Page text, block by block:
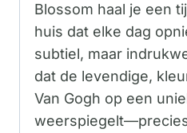
Blossom haal je een
huis dat elke dag
subtiel, maar
dat de levendige,
Van Gogh op een